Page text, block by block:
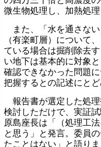
微生物処理し、加熱処
また、「水を通さな
（有楽町層）について
ている場合は掘削除去
い地下は基本的に対象
確認できなかった問題
把握するとの記述にと
報告書が選定した処
検討しただけで、実証
原島座長は「（処理工
と思う」と発言。委員
たことはない」と語り